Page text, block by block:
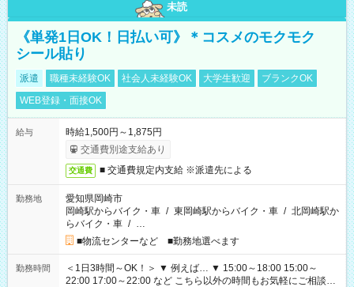
未読
《単発1日OK！日払い可》＊コスメのモクモク
シール貼り
派遣 職種未経験OK 社会人未経験OK 大学生歓迎
ブランクOK
WEB登録・面接OK
給与
時給1,500円～1,875円
交通費別途支給あり
交通費 ■ 交通費規定内支給 ※派遣先による
勤務地
愛知県岡崎市
岡崎駅からバイク・車 / 東岡崎駅からバイク・車 / 北岡崎駅か
らバイク・車 / …
■物流センターなど ■勤務地選べます
勤務時間
＜1日3時間～OK！＞ ▼ 例えば… ▼ 15:00～18:00 15:00～
22:00 17:00～22:00 など こちら以外の時間もお気軽にご相談く